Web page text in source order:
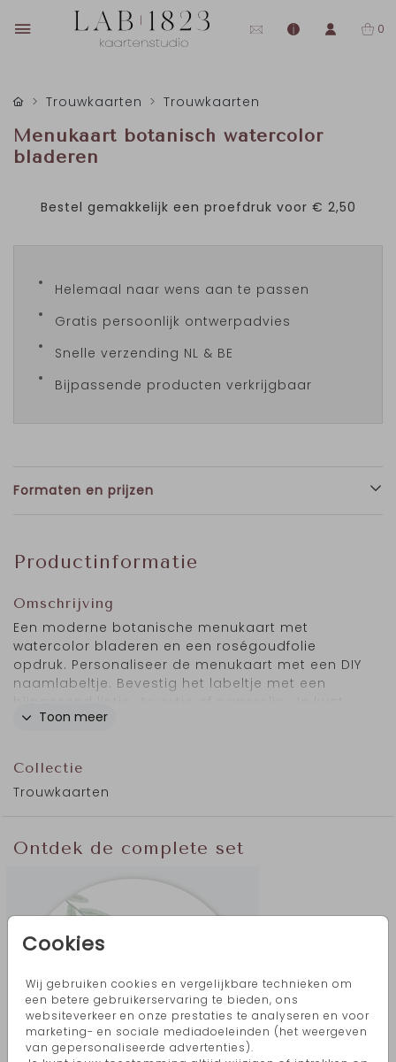
0
Cookies
Wij gebruiken cookies en vergelijkbare technieken om
een betere gebruikerservaring te bieden, ons
websiteverkeer en onze prestaties te analyseren en voor
marketing- en sociale mediadoeleinden (het weergeven
van gepersonaliseerde advertenties).
Trouwkaarten Trouwkaarten
Menukaart botanisch watercolor
bladeren
Bestel gemakkelijk een proefdruk voor € 2,50
Helemaal naar wens aan te passen
Gratis persoonlijk ontwerpadvies
Snelle verzending NL & BE
Bijpassende producten verkrijgbaar
Formaten en prijzen
Productinformatie
Omschrijving
Een moderne botanische menukaart met
watercolor bladeren en een roségoudfolie
opdruk. Personaliseer de menukaart met een DIY
naamlabeltje. Bevestig het labeltje met een
de kleur van de folie aanpassen naar goud-,
Toon meer
Collectie
Trouwkaarten
Ontdek de complete set